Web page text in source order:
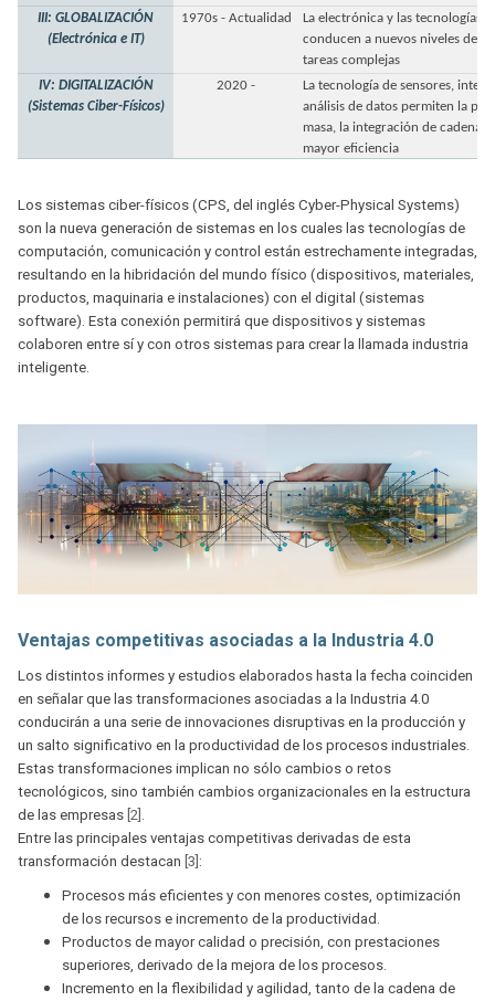
III: GLOBALIZACIÓN
(Electrónica e IT)
1970s - Actualidad
La electrónica y las tecnologías
conducen a nuevos niveles de
tareas complejas
IV: DIGITALIZACIÓN
(Sistemas Ciber-Físicos)
2020 -
La tecnología de sensores,
análisis de datos permiten la
masa, la integración de cadenas
mayor eficiencia
Los sistemas ciber-físicos (CPS, del inglés Cyber-Physical Systems)
son la nueva generación de sistemas en los cuales las tecnologías de
computación, comunicación y control están estrechamente integradas,
resultando en la hibridación del mundo físico (dispositivos, materiales,
productos, maquinaria e instalaciones) con el digital (sistemas
software). Esta conexión permitirá que dispositivos y sistemas
colaboren entre sí y con otros sistemas para crear la llamada industria
inteligente.
Ventajas competitivas asociadas a la Industria 4.0
Los distintos informes y estudios elaborados hasta la fecha coinciden
en señalar que las transformaciones asociadas a la Industria 4.0
conducirán a una serie de innovaciones disruptivas en la producción y
un salto significativo en la productividad de los procesos industriales.
Estas transformaciones implican no sólo cambios o retos
tecnológicos, sino también cambios organizacionales en la estructura
de las empresas [2]
Entre las principales ventajas competitivas derivadas de esta
transformación destacan [3] :
Procesos más eficientes y con menores costes, optimización
de los recursos e incremento de la productividad.
Productos de mayor calidad o precisión, con prestaciones
superiores, derivado de la mejora de los procesos.
Incremento en la flexibilidad y agilidad, tanto de la cadena de